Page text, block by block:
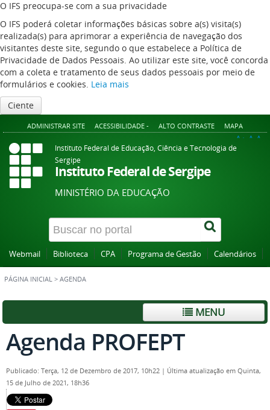
O IFS preocupa-se com a sua privacidade
O IFS poderá coletar informações básicas sobre a(s) visita(s)
realizada(s) para aprimorar a experiência de navegação dos
visitantes deste site, segundo o que estabelece a Política de
Privacidade de Dados Pessoais. Ao utilizar este site, você concorda
com a coleta e tratamento de seus dados pessoais por meio de
formulários e cookies. Leia mais
Ciente
ADMINISTRAR SITE ACESSIBILIDADE - ALTO CONTRASTE MAPA
A+ A A-
Instituto Federal de Educação, Ciência e Tecnologia de
Sergipe
Instituto Federal de Sergipe
MINISTÉRIO DA EDUCAÇÃO
Webmail Biblioteca CPA Programa de Gestão Calendários
PÁGINA INICIAL > AGENDA
MENU
Agenda PROFEPT
Publicado: Terça, 12 de Dezembro de 2017, 10h22 | Última atualização em Quinta,
15 de Julho de 2021, 18h36